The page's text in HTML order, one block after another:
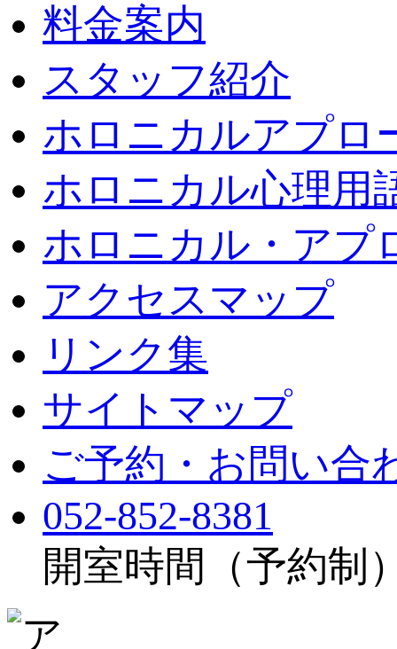
料金案内
スタッフ紹介
ホロニカルアプロ
ホロニカル心理用
ホロニカル・アプ
アクセスマップ
リンク集
サイトマップ
ご予約・お問い合
052-852-8381
開室時間（予約制